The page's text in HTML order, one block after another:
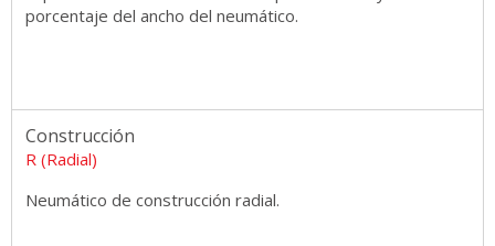
porcentaje del ancho del neumático.
Construcción
R (Radial)
Neumático de construcción radial.